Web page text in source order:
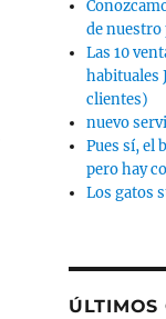
de nuestro
Las 10
habituales
clientes)
nuevo
Pues sí, el
pero hay
Los gatos
ÚLTIMOS